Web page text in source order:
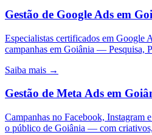
Gestão de Google Ads em
Especialistas certificados em Google
campanhas em Goiânia — Pesquisa,
Saiba mais →
Gestão de Meta Ads em
Campanhas no Facebook, Instagram
o público de Goiânia — com